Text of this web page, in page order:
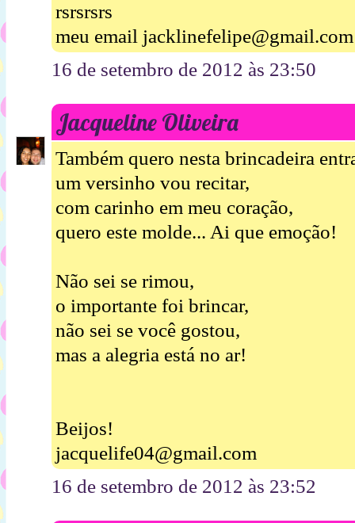
rsrsrsrs
meu email jacklinefelipe@gmail.com
16 de setembro de 2012 às 23:50
Jacqueline Oliveira
Também quero nesta brincadeira
um versinho vou recitar,
com carinho em meu coração,
quero este molde... Ai que emoção!
Não sei se rimou,
o importante foi brincar,
não sei se você gostou,
mas a alegria está no ar!
Beijos!
jacquelife04@gmail.com
16 de setembro de 2012 às 23:52